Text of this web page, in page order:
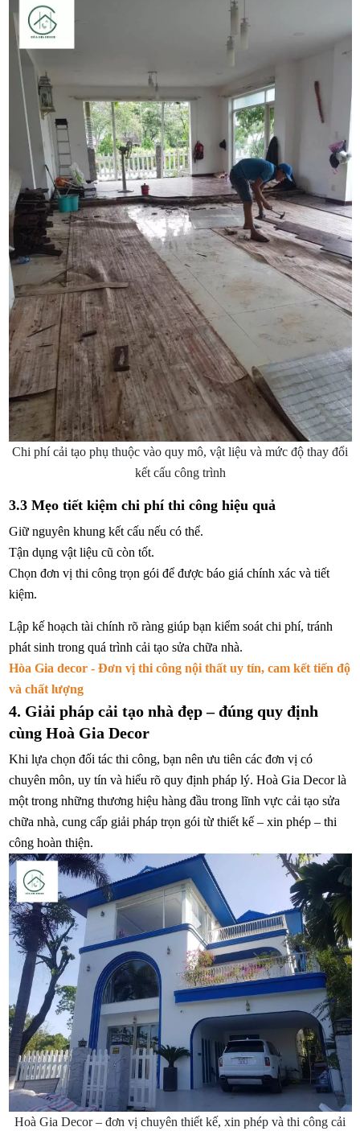
Chi phí cải tạo phụ thuộc vào quy mô, vật liệu và mức độ thay đổi
kết cấu công trình
3.3 Mẹo tiết kiệm chi phí thi công hiệu quả
Giữ nguyên khung kết cấu nếu có thể.
Tận dụng vật liệu cũ còn tốt.
Chọn đơn vị thi công trọn gói để được báo giá chính xác và tiết
kiệm.
Lập kế hoạch tài chính rõ ràng giúp bạn kiểm soát chi phí, tránh
phát sinh trong quá trình cải tạo sửa chữa nhà.
Hòa Gia decor - Đơn vị thi công nội thất uy tín, cam kết tiến độ
và chất lượng
4. Giải pháp cải tạo nhà đẹp – đúng quy định
cùng Hoà Gia Decor
Khi lựa chọn đối tác thi công, bạn nên ưu tiên các đơn vị có
chuyên môn, uy tín và hiểu rõ quy định pháp lý. Hoà Gia Decor là
một trong những thương hiệu hàng đầu trong lĩnh vực cải tạo sửa
chữa nhà, cung cấp giải pháp trọn gói từ thiết kế – xin phép – thi
công hoàn thiện.
Hoà Gia Decor – đơn vị chuyên thiết kế, xin phép và thi công cải